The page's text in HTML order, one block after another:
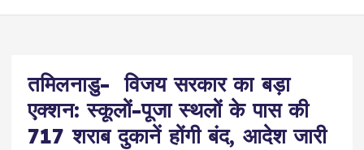
तमिलनाडु- विजय सरकार का बड़ा
एक्शन: स्कूलों-पूजा स्थलों के पास की
717 शराब दुकानें होंगी बंद, आदेश जारी